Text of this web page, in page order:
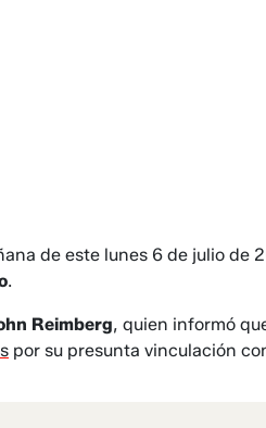
de este lunes 6 de julio de
.
Reimberg, quien informó
por su presunta vinculación